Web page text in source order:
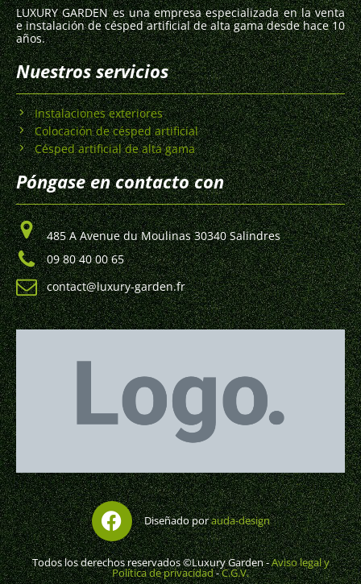
LUXURY GARDEN es una empresa especializada en la venta
e instalación de césped artificial de alta gama desde hace 10
años.
Nuestros servicios
Instalaciones exteriores
Colocación de césped artificial
Césped artificial de alta gama
Póngase en contacto con
485 A Avenue du Moulinas 30340 Salindres
09 80 40 00 65
contact@luxury-garden.fr
Diseñado porauda-design
Todos los derechos reservados ©Luxury Garden -Aviso legal y
Política de privacidad-C.G.V.